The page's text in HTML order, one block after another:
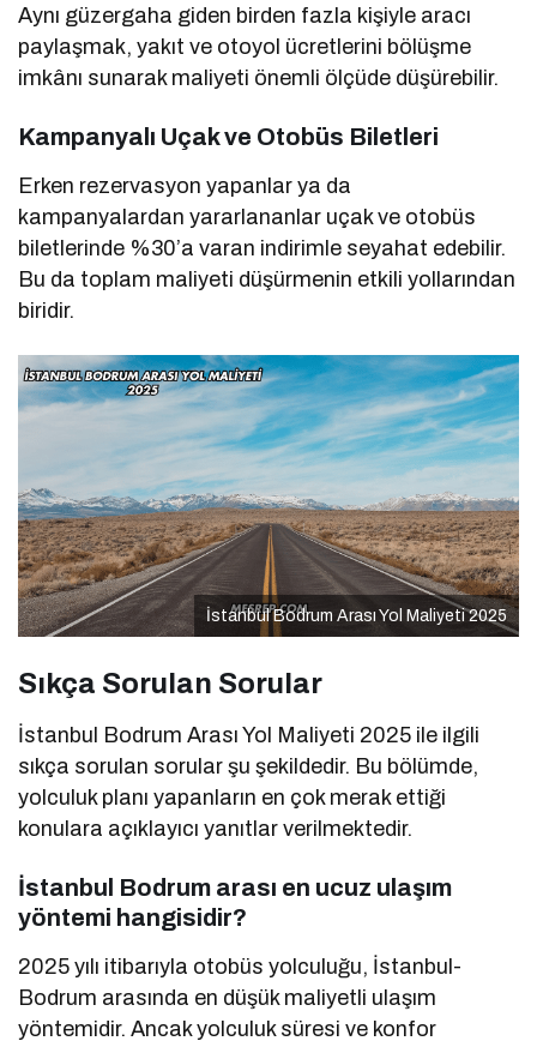
Aynı güzergaha giden birden fazla kişiyle aracı
paylaşmak, yakıt ve otoyol ücretlerini bölüşme
imkânı sunarak maliyeti önemli ölçüde düşürebilir.
Kampanyalı Uçak ve Otobüs Biletleri
Erken rezervasyon yapanlar ya da
kampanyalardan yararlananlar uçak ve otobüs
biletlerinde %30’a varan indirimle seyahat edebilir.
Bu da toplam maliyeti düşürmenin etkili yollarından
biridir.
İstanbul Bodrum Arası Yol Maliyeti 2025
Sıkça Sorulan Sorular
İstanbul Bodrum Arası Yol Maliyeti 2025 ile ilgili
sıkça sorulan sorular şu şekildedir. Bu bölümde,
yolculuk planı yapanların en çok merak ettiği
konulara açıklayıcı yanıtlar verilmektedir.
İstanbul Bodrum arası en ucuz ulaşım
yöntemi hangisidir?
2025 yılı itibarıyla otobüs yolculuğu, İstanbul-
Bodrum arasında en düşük maliyetli ulaşım
yöntemidir. Ancak yolculuk süresi ve konfor